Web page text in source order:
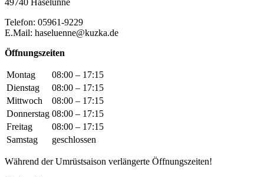
49740 Haselünne
Telefon: 05961-9229
E.Mail: haseluenne@kuzka.de
Öffnungszeiten
Montag
08:00 – 17:15
Dienstag
08:00 – 17:15
Mittwoch
08:00 – 17:15
Donnerstag 08:00 – 17:15
Freitag
08:00 – 17:15
Samstag
geschlossen
Während der Umrüstsaison verlängerte Öffnungszeiten!